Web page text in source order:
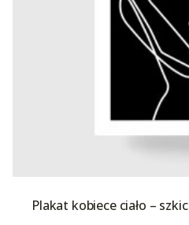
Plakat kobiece ciało – szkic